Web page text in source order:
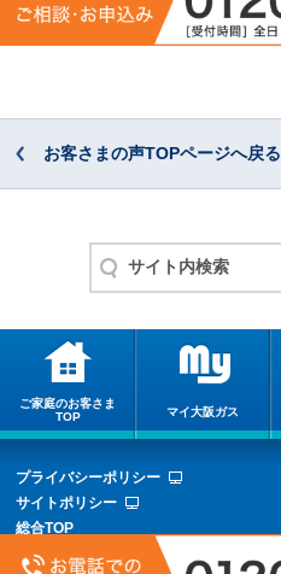
お客さまの声TOPページへ戻る
ご家庭のお客さま
TOP
マイ大阪ガス
プライバシーポリシー
サイトポリシー
総合TOP
サイトマップ